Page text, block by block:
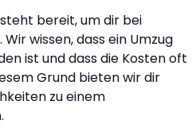
bereit, um dir bei
wissen, dass ein Umzug
ist und dass die Kosten oft
Grund bieten wir dir
zu einem